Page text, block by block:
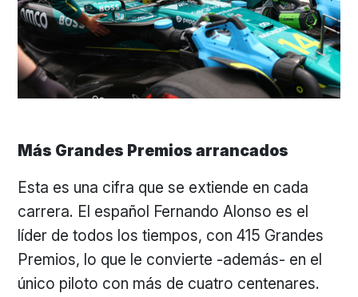
Más Grandes Premios arrancados
Esta es una cifra que se extiende en cada
carrera. El español Fernando Alonso es el
líder de todos los tiempos, con 415 Grandes
Premios, lo que le convierte -además- en el
único piloto con más de cuatro centenares.